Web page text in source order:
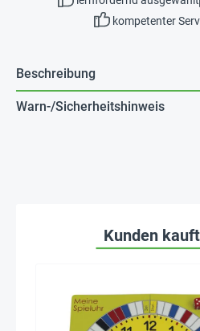
kompetenter
Beschreibung
Warn-/Sicherheitshinweis
Kunden